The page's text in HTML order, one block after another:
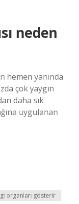
neden
hemen yanında
çok yaygın
daha sık
uygulanan
organları gösterir